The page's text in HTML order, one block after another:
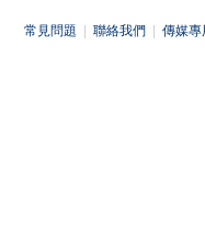
常見問題 聯絡我們 傳媒專